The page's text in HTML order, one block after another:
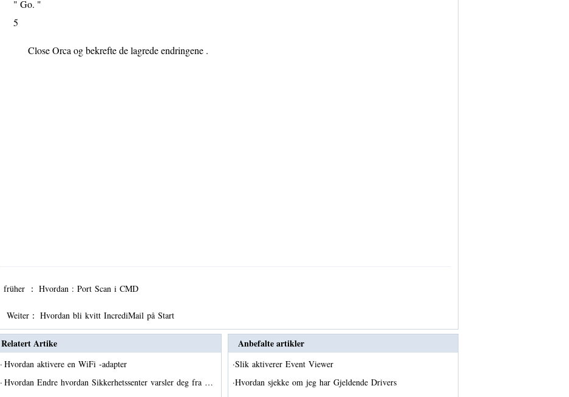
" Go. "
5
Close Orca og bekrefte de lagrede endringene .
früher ： Hvordan : Port Scan i CMD
Weiter： Hvordan bli kvitt IncrediMail på Start
Relatert Artike
· Hvordan aktivere en WiFi -adapter
· Hvordan Endre hvordan Sikkerhetssenter varsler deg fra …
Anbefalte artikler
·Slik aktiverer Event Viewer
·Hvordan sjekke om jeg har Gjeldende Drivers